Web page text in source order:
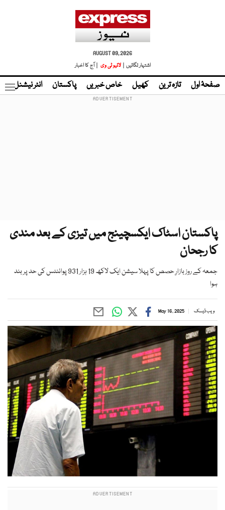
AUGUST 09, 2026
اشتہار لگائیں |
لائیو ٹی وی | آج کا اخبار
صفحۂ اول تازہ ترین کھیل خاص خبریں پاکستان انٹر نیشنل
پاکستان اسٹاک ایکسچینج میں تیزی کے بعد مندی
کا رجحان
جمعہ کے روز بازارِ حصص کا پہلا سیشن ایک لاکھ 19 ہزار 931 پوائنٹس کی حد پر بند
ہوا
ویب ڈیسک May 16, 2025